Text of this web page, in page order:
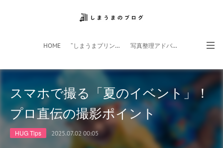
HOME ”しまうまプリント”サイト 写真整理アドバイザー
フォトライフ応援団 スマホアプリ
スマホで撮る「夏のイベント」！
プロ直伝の撮影ポイント
HUG Tips 2025.07.02 00:05